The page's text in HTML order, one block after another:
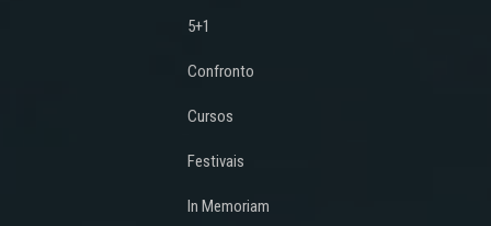
5+1
Confronto
Cursos
Festivais
In Memoriam